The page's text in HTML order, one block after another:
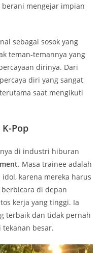
mengejar impian
sebagai sosok yang
teman-temannya yang
dirinya. Dari
diri yang sangat
saat mengikuti
Pop
di industri hiburan
. Masa trainee adalah
karena mereka harus
di depan
kerja yang tinggi. Ia
terbaik dan tidak pernah
besar.